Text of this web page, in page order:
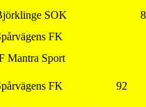
SOK
FK
Mantra Sport
FK 92